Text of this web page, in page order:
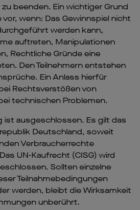
beenden. Ein wichtiger Grund
wenn: Das Gewinnspiel nicht
werden kann,
auftreten, Manipulationen
Rechtliche Gründe eine
Den Teilnehmern entstehen
Ein Anlass hierfür
Rechtsverstößen von
technischen Problemen.
ist ausgeschlossen. Es gilt das
Deutschland, soweit
Verbraucherrechte
UN-Kaufrecht (CISG) wird
Sollten einzelne
Teilnahmebedingungen
werden, bleibt die Wirksamkeit
unberührt.